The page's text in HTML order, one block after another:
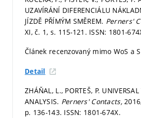
UZAVÍRÁNÍ DIFERENCIÁLU
JÍZDĚ PŘÍMÝM SMĚREM. Perners'
XI, č. 1, s. 115-121. ISSN: 1801-
Článek recenzovaný mimo WoS a
Detail
ZHÁŇAL, L., PORTEŠ, P.
ANALYSIS. Perners' Contacts,
p. 136-143. ISSN: 1801-674X.